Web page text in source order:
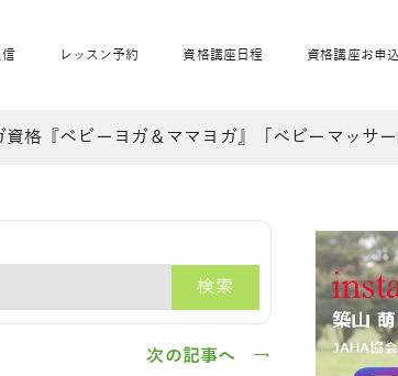
営校ブログ
講座お申込み
リトル＆キッズヨガ通学
エモーションヨガ®通学
ベビーマッサージ通学
美ママピラティス通学
ピラティス＆ヨガ」W通信 リトル＆キッズ
レッスン予約
・オフィスヨガ
ベビママヨガ
ベビーチャクラマッサージ
資格講座日程
オンラ
資格講座お申
格『ベビーヨガ＆ママヨガ』「ベビーマッサ
検索
次の記事へ →